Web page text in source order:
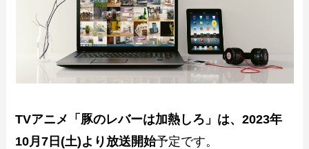
TVアニメ「豚のレバーは加熱しろ」は、2023年
10月7日(土)より放送開始予定です。